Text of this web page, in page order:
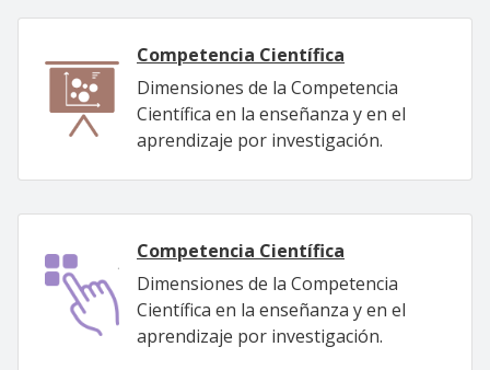
Competencia Científica
Dimensiones de la Competencia
Científica en la enseñanza y en el
aprendizaje por investigación.
Competencia Científica
Dimensiones de la Competencia
Científica en la enseñanza y en el
aprendizaje por investigación.